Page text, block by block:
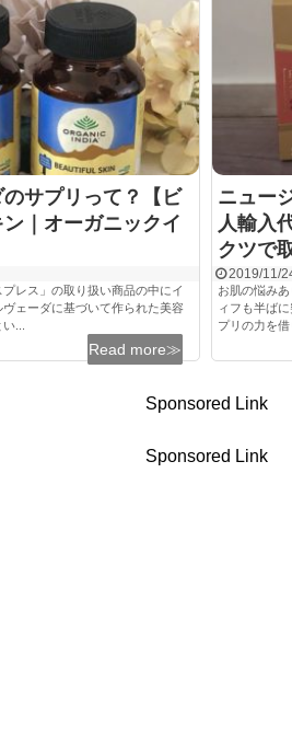
サプリって？【ビ
｜オーガニックイ
レス」の取り扱い商品の中にイ
ェーダに基づいて作られた美容
...
Read more≫
ニュー
人輸入
クツで
2019/11/
お肌の悩み
ィフも半ば
プリの力を借
Sponsored Link
Sponsored Link